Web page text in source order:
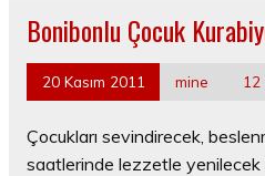
Bonibonlu Çocuk
20 Kasım 2011 mine 12
Çocukları sevindirecek,
saatlerinde lezzetle